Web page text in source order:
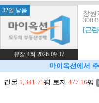
32일 남음
유찰 4회 2026-09-07
창원
[근
마이옥션에서
건물 1,341.75평 토지 477.16평